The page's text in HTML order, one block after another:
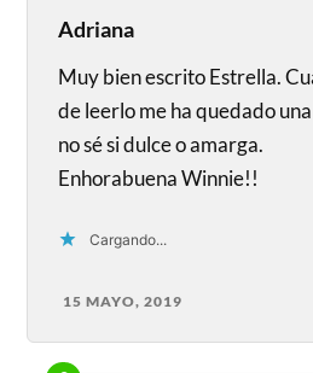
Adriana
Muy bien escrito Estrella.
de leerlo me ha quedado
no sé si dulce o amarga.
Enhorabuena Winnie!!
Cargando...
15 MAYO, 2019